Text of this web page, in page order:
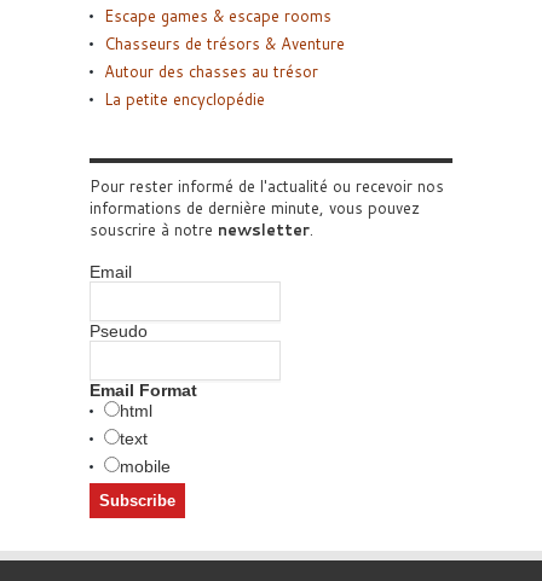
Escape games & escape rooms
Chasseurs de trésors & Aventure
Autour des chasses au trésor
La petite encyclopédie
Pour rester informé de l'actualité ou recevoir nos
informations de dernière minute, vous pouvez
souscrire à notre newsletter.
Email
Pseudo
Email Format
html
text
mobile